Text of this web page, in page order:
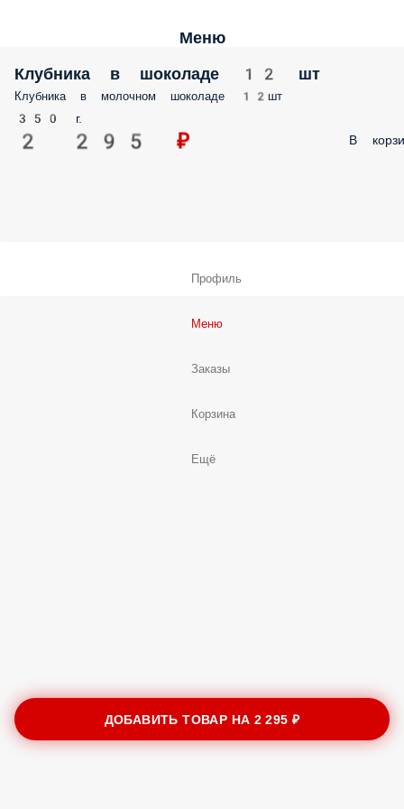
Меню
Клубника в шоколаде 12 шт
Клубника в молочном шоколаде 12шт
350 г.
2 295 ₽ В
ДОБАВИТЬ ТОВАР НА 2 295 ₽
Профиль
Меню
Заказы
Корзина
Ещё